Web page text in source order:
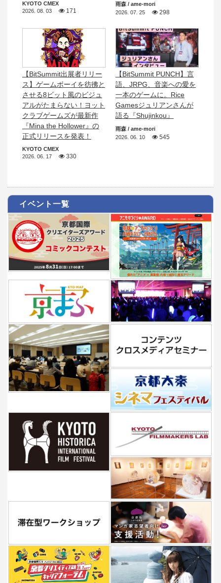
KYOTO CMEX
2026. 08. 03
171
雨森 / ame-mori
2026. 07. 25
298
【BitSummit出展者リリー
ス】ゲームボーイを彷彿と
させる8ビット風のビジュ
アルがたまらない！ヨット
クラブゲームズが最新作
『Mina the Hollower』の
正式リリースを発表！
KYOTO CMEX
2026. 06. 17
330
【BitSummit PUNCH】言
語、JRPG、音楽への愛を
一本のゲームに。Rice
Gamesジュリアンさんが
語る『Shujinkou』
雨森 / ame-mori
2026. 06. 10
545
イベント一覧